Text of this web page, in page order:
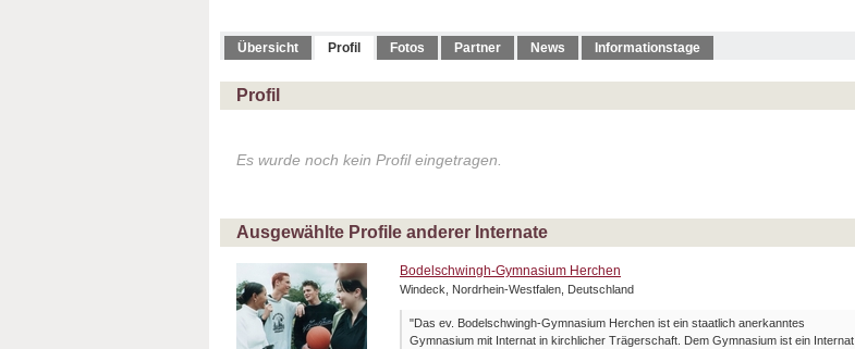
Übersicht Profil Fotos Partner News Informationstage
Profil
Es wurde noch kein Profil eingetragen.
Ausgewählte Profile anderer Internate
Bodelschwingh-Gymnasium Herchen
Windeck, Nordrhein-Westfalen, Deutschland
"Das ev. Bodelschwingh-Gymnasium Herchen ist ein staatlich anerkanntes
Gymnasium mit Internat in kirchlicher Trägerschaft. Dem Gymnasium ist ein Internat